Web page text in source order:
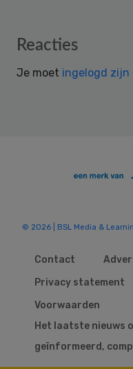
Reader
Reacties
Je moet ingelogd zijn
© 2026 | BSL Media &
Contact
Privacy statement
Voorwaarden
Het laatste nieuws
geïnformeerd,